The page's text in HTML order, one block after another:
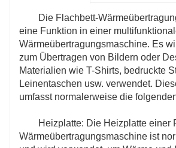
keine Umweltverschmutzung
Die Flachbett-
eine Funktion in einer
Wärmeübertragungsmaschine. Es
zum Übertragen von Bildern oder
Materialien wie T-Shirts, bedruckte
Leinentaschen usw. verwendet.
umfasst normalerweise die
Heizplatte: Die Heizplatte einer
Wärmeübertragungsmaschine ist